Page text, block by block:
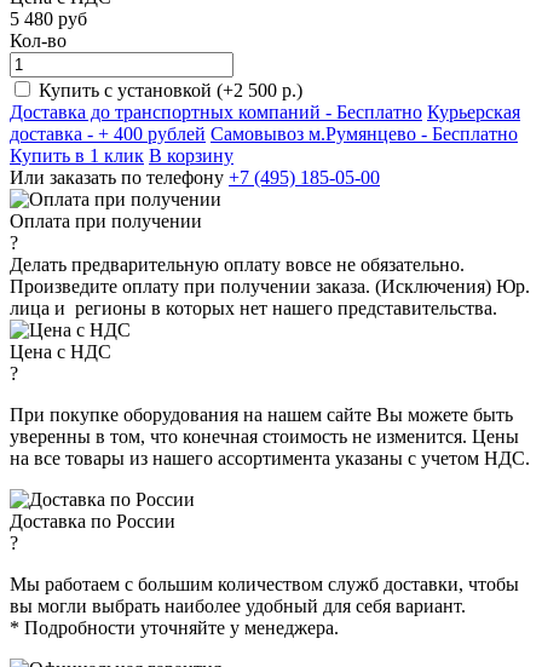
5 480 руб
Кол-во
Купить с установкой (+2 500 р.)
Доставка до транспортных компаний - Бесплатно Курьерская
доставка - + 400 рублей Самовывоз м.Румянцево - Бесплатно
Купить в 1 клик В корзину
Или заказать по телефону +7 (495) 185-05-00
Оплата при получении
?
Делать предварительную оплату вовсе не обязательно.
Произведите оплату при получении заказа. (Исключения) Юр.
лица и регионы в которых нет нашего представительства.
Цена с НДС
?
При покупке оборудования на нашем сайте Вы можете быть
уверенны в том, что конечная стоимость не изменится. Цены
на все товары из нашего ассортимента указаны с учетом НДС.
Доставка по России
?
Мы работаем с большим количеством служб доставки, чтобы
вы могли выбрать наиболее удобный для себя вариант.
* Подробности уточняйте у менеджера.